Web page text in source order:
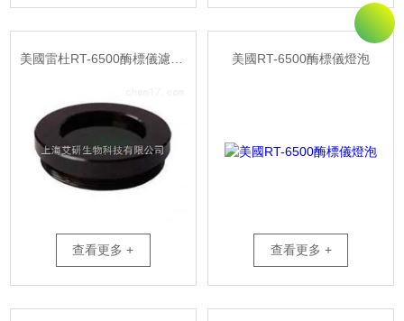
查看更多 +
美國RT-6500酶標儀燈泡
查看更多 +